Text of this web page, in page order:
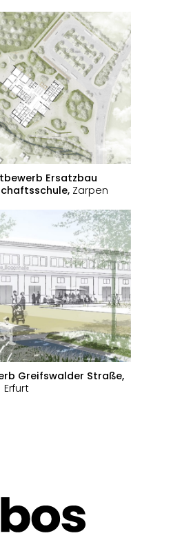
Ersatzbau
Zarpen
Greifswalder Straße,
Erfurt